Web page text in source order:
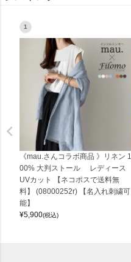
1
《mau.さんコラボ商品 》リネン 1
00% 大判ストール レディース
UVカット 【ネコポスで送料無
料】 (08000252r) 【名入れ刺繍可
能】
¥5,900(税込)